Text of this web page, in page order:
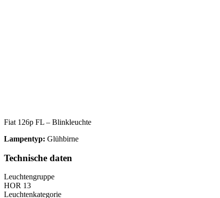
Fiat 126p FL – Blinkleuchte
Lampentyp: Glühbirne
Technische daten
Leuchtengruppe
HOR 13
Leuchtenkategorie